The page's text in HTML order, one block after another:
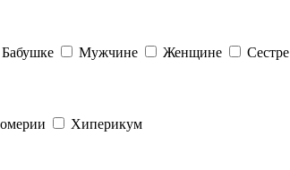
Бабушке Мужчине Женщине Сестре
Хиперикум